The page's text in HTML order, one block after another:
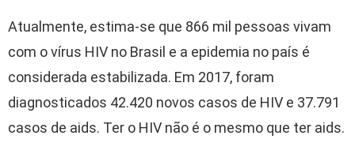
Atualmente, estima-se que 866 mil pessoas vivam
com o vírus HIV no Brasil e a epidemia no país é
considerada estabilizada. Em 2017, foram
diagnosticados 42.420 novos casos de HIV e 37.791
casos de aids. Ter o HIV não é o mesmo que ter aids.